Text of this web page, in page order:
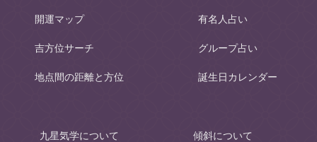
開運マップ
吉方位サーチ
地点間の距離と方位
有名人占い
グループ占い
誕生日カレンダー
九星気学について 傾斜について